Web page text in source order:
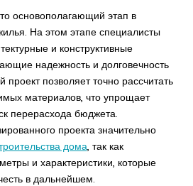
основополагающий этап в
На этом этапе специалисты
и конструктивные
надежность и долговечность
позволяет точно рассчитать
материалов, что упрощает
перерасхода бюджета.
проекта значительно
дома , так как
и характеристики, которые
в дальнейшем.